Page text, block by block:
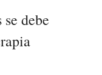
se debe